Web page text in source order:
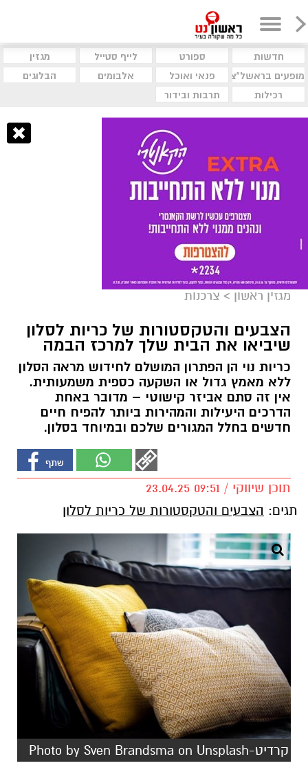
חדשות ספורט לייף סטייל
מגזין
מופעים בראשל"צ
פנאי ואוכל אלבומים
הבלוגים
רכילות
תרבות ובידור
מגזין ראשון > צרכנות
הצבעים והטקסטורות של כריות לסלון
שיביאו את הבית שלך למרכז הבמה
כריות נוי הן הפתרון המושלם לחידוש מראה הסלון
ללא מאמץ גדול או השקעה כספית משמעותית.
אין זה סתם אביזר קישוטי – מדובר באחת
הדרכים היעילות והמהירות ביותר להפיח חיים
חדשים בחלל המגורים שלכם ובמיוחד בסלון.
תוכן שיווקי / 09:51 23.04.25
תגים: הצבעים והטקסטורות של כריות לסלון
קרדיט-Photo by Sven Brandsma on Unsplash